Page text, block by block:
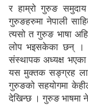
र हाम्रो गुरुङ
गुरुङहरुमा नेपाली
त्यसो त गुरुङ भाषा
लोप भइसकेका छन् ।
संस्थापक अध्यक्ष भएका
यस मुक्तक सङ्ग्रह
गुरुङको सहयोगमा
देखिन्छ । गुरुङ भाषमा